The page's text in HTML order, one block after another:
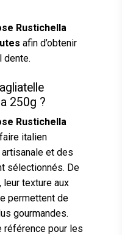
Rustichella
afin d’obtenir
dente.
250g ?
Rustichella
italien
et des
sélectionnés. De
texture aux
permettent de
gourmandes.
référence pour les